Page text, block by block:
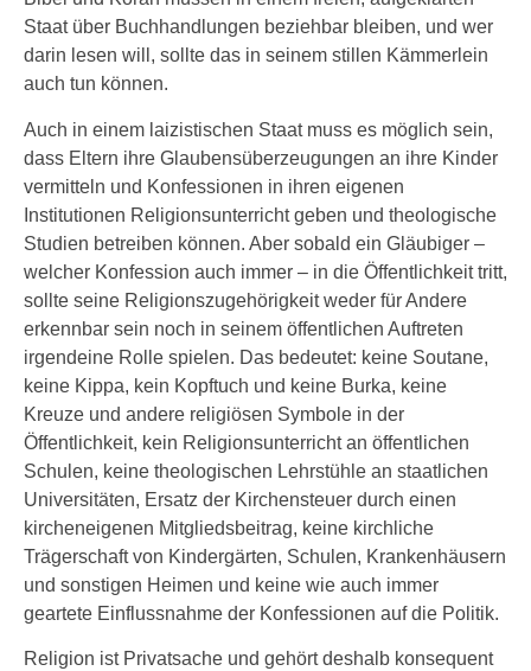
Staat über Buchhandlungen beziehbar bleiben, und wer
darin lesen will, sollte das in seinem stillen Kämmerlein
auch tun können.
Auch in einem laizistischen Staat muss es möglich sein,
dass Eltern ihre Glaubensüberzeugungen an ihre Kinder
vermitteln und Konfessionen in ihren eigenen
Institutionen Religionsunterricht geben und theologische
Studien betreiben können. Aber sobald ein Gläubiger –
welcher Konfession auch immer – in die Öffentlichkeit tritt,
sollte seine Religionszugehörigkeit weder für Andere
erkennbar sein noch in seinem öffentlichen Auftreten
irgendeine Rolle spielen. Das bedeutet: keine Soutane,
keine Kippa, kein Kopftuch und keine Burka, keine
Kreuze und andere religiösen Symbole in der
Öffentlichkeit, kein Religionsunterricht an öffentlichen
Schulen, keine theologischen Lehrstühle an staatlichen
Universitäten, Ersatz der Kirchensteuer durch einen
kircheneigenen Mitgliedsbeitrag, keine kirchliche
Trägerschaft von Kindergärten, Schulen, Krankenhäusern
und sonstigen Heimen und keine wie auch immer
geartete Einflussnahme der Konfessionen auf die Politik.
Religion ist Privatsache und gehört deshalb konsequent